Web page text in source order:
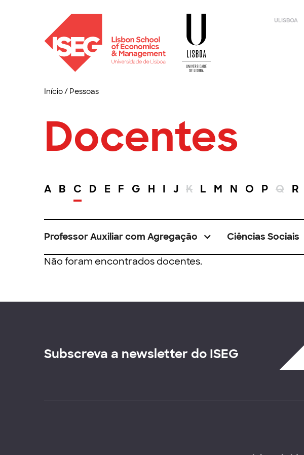
ULISBOA
Início/ Pessoas
Docentes
A B C D E F G H I J K L M N O P Q R
Professor Auxiliar com Agregação Ciências Sociais
Não foram encontrados docentes.
Subscreva a newsletter do ISEG